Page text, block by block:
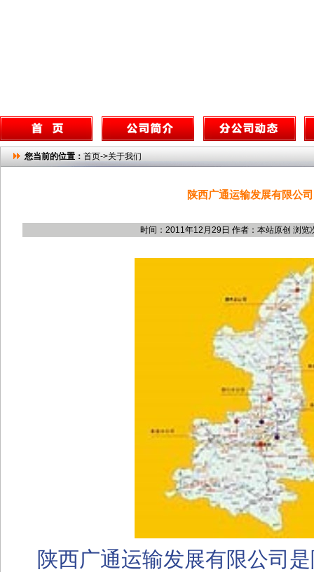
您当前的位置： 首页->关于我们
陕西广通运输发展有限公司
时间：2011年12月29日 作者：本站原创 浏览
陕西广通运输发展有限公司